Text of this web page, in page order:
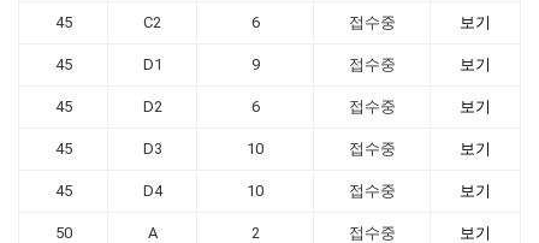
45 C2 6 접수중 보기
45 D1 9 접수중 보기
45 D2 6 접수중 보기
45 D3 10 접수중 보기
45 D4 10 접수중 보기
50 A 2 접수중 보기